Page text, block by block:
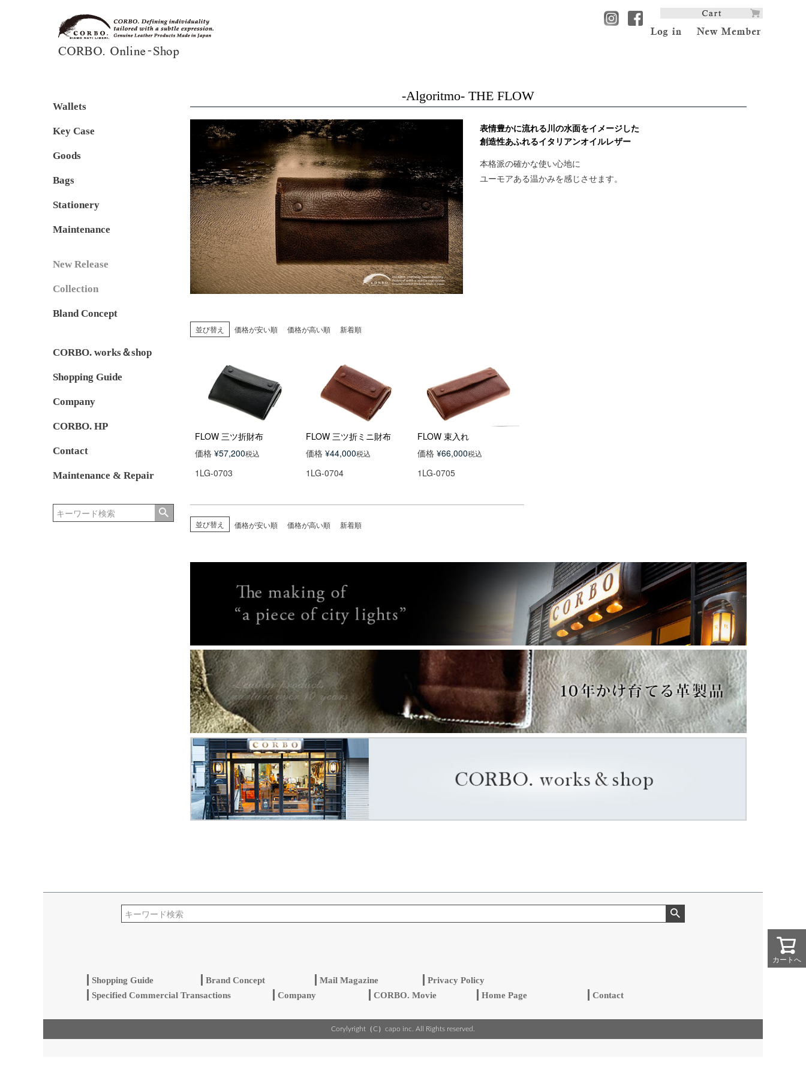
カートへ
Wallets
Key Case
Goods
Bags
Stationery
Maintenance
New Release
Collection
Bland Concept
CORBO. works＆shop
Shopping Guide
Company
CORBO. HP
Contact
Maintenance & Repair
-Algoritmo- THE FLOW
表情豊かに流れる川の水面をイメージした
創造性あふれるイタリアンオイルレザー
本格派の確かな使い心地に
ユーモアある温かみを感じさせます。
並び替え 価格が安い順 価格が高い順 新着順
FLOW 三ツ折財布
価格 ¥57,200税込
1LG-0703
FLOW 三ツ折ミニ財布
価格 ¥44,000税込
1LG-0704
FLOW 束入れ
価格 ¥66,000税込
1LG-0705
並び替え 価格が安い順 価格が高い順 新着順
カートへ
Shopping Guide Brand Concept Mail Magazine
Privacy Policy
Specified Commercial Transactions
Company CORBO. Movie Home Page Contact
Corylyright（C）capo inc. All Rights reserved.